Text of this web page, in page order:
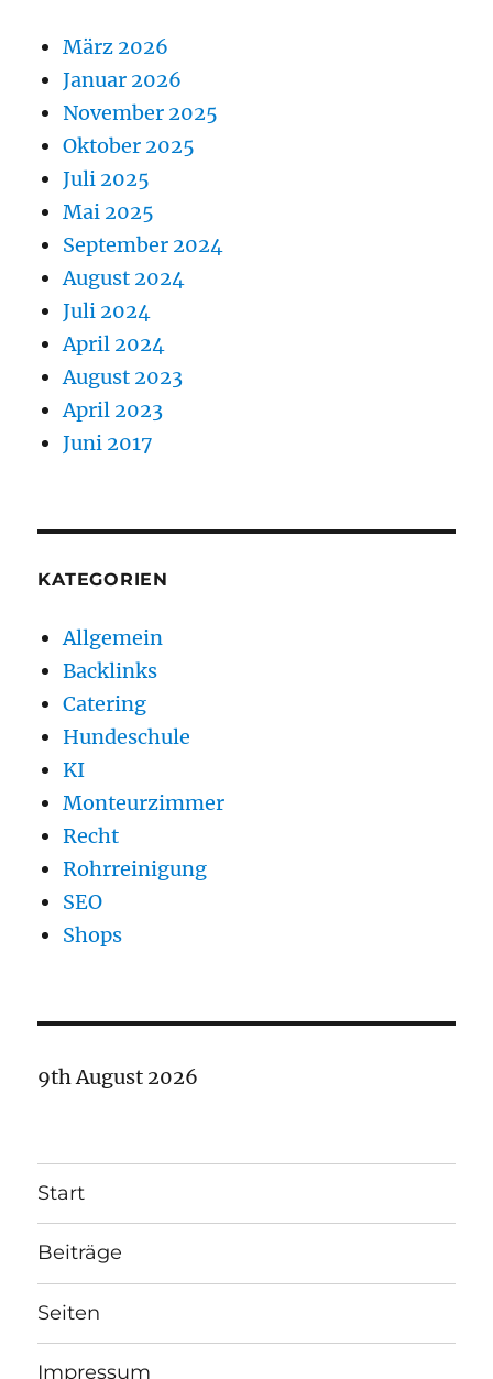
März 2026
Januar 2026
November 2025
Oktober 2025
Juli 2025
Mai 2025
September 2024
August 2024
Juli 2024
April 2024
August 2023
April 2023
Juni 2017
KATEGORIEN
Allgemein
Backlinks
Catering
Hundeschule
KI
Monteurzimmer
Recht
Rohrreinigung
SEO
Shops
9th August 2026
Start
Beiträge
Seiten
Impressum